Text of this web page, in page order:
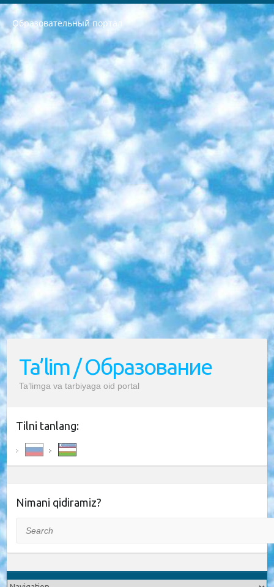
Образовательный портал
РЕСПУБЛИКА УЗБЕКИСТАН МИНИСТРЕРСТВО ДОШКОЛЬНОГО И ШКОЛЬНОГО ОБРАЗОВАНИЯ КОМАНДА в общеобразовательных учреждениях в 2023-2024 учебном году организация и проведение итоговой государственной аттестации обучающихся о Министра дошкольного и школьного образования Республики Узбекистан от 4 марта 2008 года (постановлением Минюста от 20 марта 2008 года № 1778 государственной регистрации) «Итоговое состояние учащихся общего среднего образования на основании положения об утверждении положения об аттестации общего среднего образования выпускной экзамен студентов в образовательных учреждениях в 2023-2024 учебном году В целях организации и прохождения аттестации приказываю: 1. Следующее: перечень предметов, по которым будет проводиться итоговая государственная аттестация и экзамен формы перевода согласно приложению 1; сертификаты международного образца, оценивающие уровень владения иностранными языками перечень согласно приложению 2; 2. Педагогический при специализированных образовательных учреждениях. научно-практический центр квалификации и международной оценки (Д.Давидова) 2024 г. До 25 марта: задания по предметам, по которым будет проводиться итоговая аттестация разработка и утверждение технических условий; итоговая аттестация на основании разработанного предметного задания разработка вопросов по предметам (устно и письменно), экзамен передача; общеобразовательные средние школы и специальные учебные заведения учащиеся выпускных классов школ и интернатов в агентской системе подготовка базы данных экзаменационных материалов и критериев оценки; перевод базы экзаменационных материалов на все языки обучения подать в Республиканский образовательный центр для изготовления; варианты экзаменов на основе разработанных контрольных материалов пусть будут поставлены задачи формирования. 3. Республиканский образовательный центр (Ш.Худайкулов) до 5 апреля 2024 года. до: база данных предоставленных экзаменационных материалов на все языки обучения перевод и экспертиза; для слепых, слабовидящих, глухих, слабослышащих и умственно отсталых детей учащиеся выпускных классов специализированных школ и школ-интернатов база данных экзаменационных материалов на всех преподаваемых языках подготовка критериев оценки; специализированные школы для умственно отсталых детей и технологии для учащихся выпускных классов школ-интернатов разработка соответствующих рекомендаций и критериев проведения ЕГЭ по естествознанию давать задания. 4. Педагогический при специализированных образовательных учреждениях. Научно-практический центр навыков и международной оценки (Д.Давидова), Республика образовательный центр (Худайкулов Ш.) итоговый государственный аттестационный экзамен ориентирован на творческое и логическое мышление при подготовке базы материалов учитывать введение заданий. 5. Следует отметить, что: сертификат государственного образца о знании общеобразовательного предмета и как минимум национальный уровень B1 по предметам на иностранных языках, указанным в Приложении 2. или международно признанный сертификат эквивалентного уровня студенты, изучающие определенный предмет, освобождаются от экзамена; по соответствующим предметам запланирована итоговая государственная аттестация за день до дня, путем жеребьевки Рабочей группой (в письменной форме по предметам, проводимым в форме) из числа сформированных вариантов выбрано 2 варианта; 2 выбранных варианта экзамена анонсированы на официальном сайте министерства и все выпускники по всей стране на основе этих вариантов проводит итоговую государственную аттестацию. 6. Государственное образование учащихся средних общеобразовательных учреждений. знания в соответствии с квалификационными требованиями, которые необходимо приобрести на основании стандартов итоговый (выпускной) контроль для 9 и 11 классов в целях тестирования Экзамены (далее – экзамены) состоят из предметов, перечисленных в приложении 1. будет сделано. 7. Экзамены пройдут с 26 мая по 15 июня 2024 г. (кроме науки физического воспитания). 8. Физическая для учащихся 9 классов общесредних образовательных учреждений. Экзамены по предмету «Образование, квалификация медицина» 1-6 мая 2024 года. сотрудники перевести под присмотр (с отклонениями в физическом или умственном развитии) специализированная школа для детей, школы-интернаты и со сколиозом школы-интернаты санаторного типа для больных детей исключены). 9. Он был слепым, слабовидящим и имел нарушения опорно-двигательного аппарата. экзамены в специализированных школах и интернатах для детей должны проводиться исходя из требований, предъявляемых к общеобразовательным учреждениям (физкультура кроме науки). 10. Специализированная школа для глухих и слабослышащих детей. и экзамены в интернатах и быть реализован в виде письменного теста по математике. 11. Специальность для умственно отсталых детей. Для 9 класса Родной язык и литературное письмо Государственный язык (язык обучения – узбекский). для неклассов) написано Математическое письмо Письменная/устная история Узбекистана Физическое воспитание практично Итоговый контроль Для 11 класса Написание родного языка и литературы (эссе) Математическое письмо Узбекский язык (обучение на узбекском языке) не посещающее общее среднее образование для учреждений)/Образовательное учреждение выбор письменный и устный Иностранный язык письменный/устный Письменная/устная история Узбекистана *По выбору студента:  Химия  Физика  Основы государственного права  География 10 бесплатных образовательных ресурсов - Мы составили подборку онлайн-проектов с интерактивными упражнениями, видеолекциями и статьями. Они помогут вам обрести новые и освежить старые знания бесплатно. 1. «ИНТУИТ» Старейшая образовательная площадка Рунета. Здесь вы найдёте сотни текстовых и видеокурсов на десятки различных тем — от программирования до психологии. Многие курсы подготовлены российскими университетами и крупными международными компаниями вроде Intel и Microsoft. Самостоятельное обучение бесплатное, но желающие могут оплатить услуги персональных наставников. 2. «Смартия» знакомит с актуальными профессиями и подсказывает, как им обучаться. Выбрав заинтересовавшую вас специальность — SMM-специалист, фотограф, веб-дизайнер или другую, — увидите список необходимых для неё умений. Чтобы вы могли освоить их самостоятельно, для каждого умения площадка отображает подборку ссылок на учебные материалы. Хотя «Смартия» ориентируется на русскоязычную аудиторию, часть контента всё же доступна только на английском. 3. «Лекторий Физтеха» Проект Московского физико-технического института (Физтеха). С его помощью вы можете смотреть онлайн серии лекций, записанные на видео в этом вузе. В числе доступных предметов — физика, биология, химия, информационные технологии и другие. К некоторым лекциям администрация ресурса прилагает готовые конспекты, которые можно скачивать в PDF-формате. 4. ITMOcourses Онлайн-площадка Санкт-Петербургского национального исследовательского университета информационных технологий, механики и оптики (ИТМО). Ресурс предоставляет свободный доступ к курсам, разработанным в этом вузе. Каталог материалов разбит на четыре категории: «Оптические системы и технологии», «Приборостроение и робототехника», «Информационные технологии» и «Биотехнологии». Курсы состоят из видеолекций, интерактивных демонстраций и заданий. 5. «КиберЛенинка» Электронная научная библиотека открытого доступа. Каталог площадки регулярно обрастает текстами статей из различных научных изданий. Сгруппированные по журналам и рубрикам публикации можно читать онлайн или скачивать целиком в PDF-формате. Проект нацелен на популяризацию науки за счёт открытого доступа к качественной информации. 6. «ПостНаука» На этом ресурсе публикуют подборки видеолекций, составленные экспертами из разных отраслей и объединённые общими темами. Среди них, к примеру, есть серии «Биоинформатика и геномика», «Культура средневековой Скандинавии» и Cinema Studies о теории кино. Каждая подборка лекций — логически связанная история, рассказанная экспертом от первого лица. Кроме того, на сайте появляются научно-образовательные статьи и тесты на разные темы. 7. «Newочём» Команда проекта «Newочём» отбирает самые интересные тексты из англоязычных СМИ и переводит те из них, за которые голосуют участники сообщества «ВКонтакте». По большей части это научно-популярные статьи. Редакторы придумывают лишь заголовки, в остальном содержание переводов соответствует оригиналам. Полные тексты можно читать прямо в социальной сети. 8. InternetUrok Онлайн-база материалов по основным дисциплинам школьной программы. Информация на сайте структурирована по классам, предметам и темам (урокам). Каждый урок состоит из видеолекций и конспектов. Есть также интерактивные тренажёры и тесты для закрепления пройденного материала. Даже если вы давно окончили школу, возможность повторить программу старших классов всегда может пригодиться. 9. Edutainme Ещё один ресурс об образовании. В отличие от Newtonew, как мне кажется, Edutainme больше ориентируется на представителей индустрии: педагогов, предпринимателей, разработчиков образовательных проектов. Но и любой, кто просто стремится к саморазвитию, найдёт на сайте много полезного и интересного для себя. Например, информацию о новых курсах и образовательных сервисах. 10. Newtonew Онлайн-медиа об образовании и обучении в широком смысле. Авторы Newtonew пишут об инструментах, заведениях, тактиках и стратегиях, которые помогают учить других и получать новые знания самостоятельно. На этой площадке вы найдёте новости, обзоры, аналитические мат
Ta’lim / Образование
Ta’limga va tarbiyaga oid portal
Tilni tanlang:
Nimani qidiramiz?